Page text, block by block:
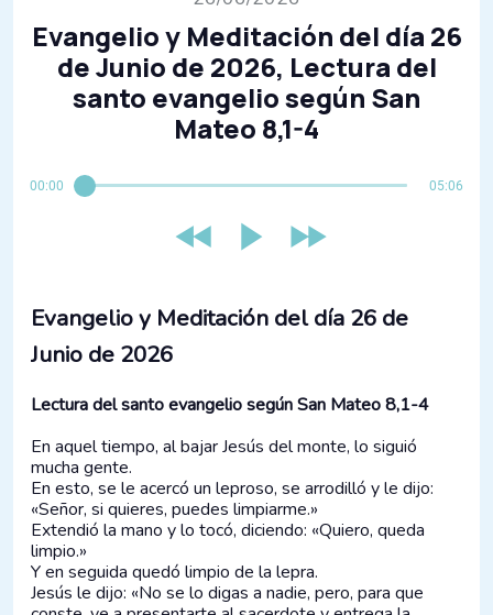
Evangelio y Meditación del día 26
de Junio de 2026, Lectura del
santo evangelio según San
Mateo 8,1-4
00:00 05:06
Evangelio y Meditación del día 26 de
Junio de 2026
Lectura del santo evangelio según San Mateo 8,1-4
En aquel tiempo, al bajar Jesús del monte, lo siguió
mucha gente.
En esto, se le acercó un leproso, se arrodilló y le dijo:
«Señor, si quieres, puedes limpiarme.»
Extendió la mano y lo tocó, diciendo: «Quiero, queda
limpio.»
Y en seguida quedó limpio de la lepra.
Jesús le dijo: «No se lo digas a nadie, pero, para que